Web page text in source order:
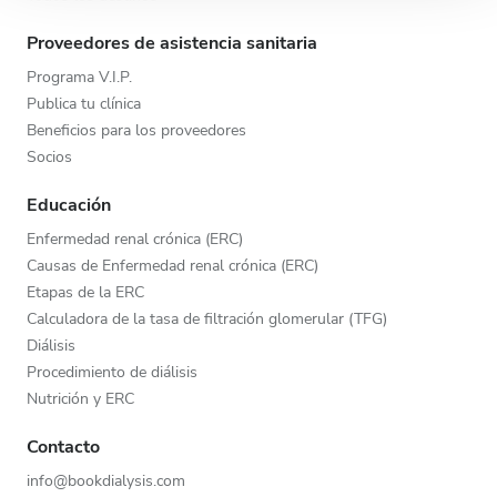
Proveedores de asistencia sanitaria
Programa V.I.P.
Publica tu clínica
Beneficios para los proveedores
Socios
Educación
Enfermedad renal crónica (ERC)
Causas de Enfermedad renal crónica (ERC)
Etapas de la ERC
Calculadora de la tasa de filtración glomerular (TFG)
Diálisis
Procedimiento de diálisis
Nutrición y ERC
Contacto
info@bookdialysis.com